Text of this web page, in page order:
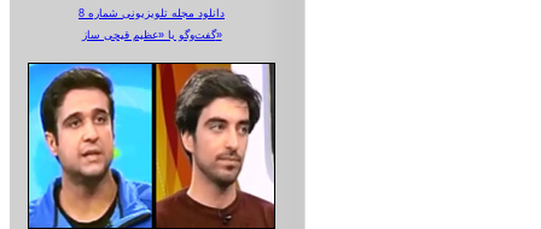
دانلود مجله تلویزیونی شماره 8
گفت‌وگو با «عظیم قیچی ساز»